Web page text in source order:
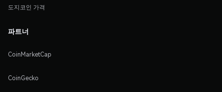
도지코인 가격
파트너
CoinMarketCap
CoinGecko